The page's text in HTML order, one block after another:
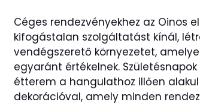
Céges rendezvényekhez az Oinos
kifogástalan szolgáltatást kínál,
vendégszerető környezetet,
egyaránt értékelnek.
étterem a hangulathoz illően
dekorációval, amely minden